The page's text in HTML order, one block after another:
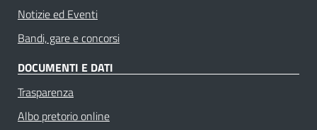
Notizie ed Eventi
Bandi, gare e concorsi
DOCUMENTI E DATI
Trasparenza
Albo pretorio online